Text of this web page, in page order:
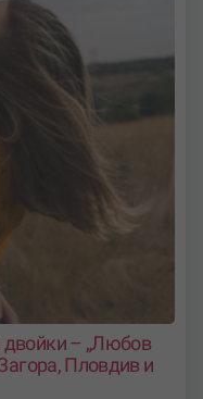
двойки – „Любов
Пловдив и